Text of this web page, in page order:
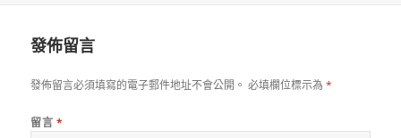
發佈留言
發佈留言必須填寫的電子郵件地址不會公開。 必填欄位標示為*
留言 *